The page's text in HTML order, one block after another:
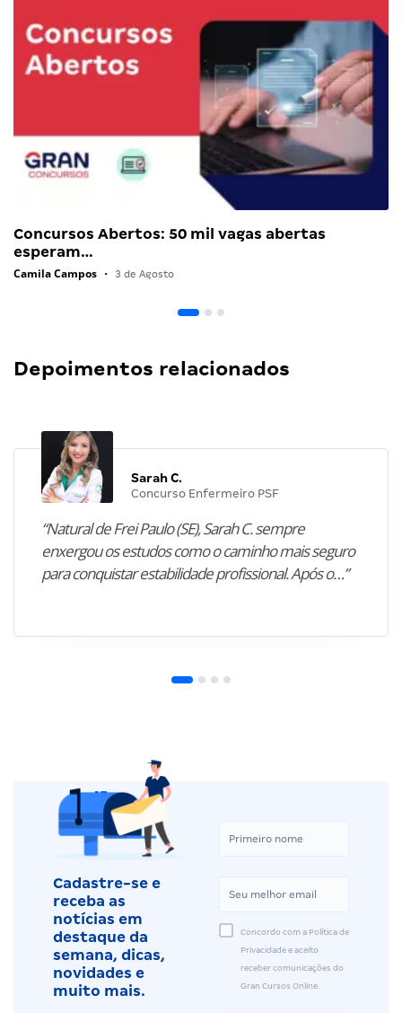
Concursos Abertos: 50 mil vagas abertas
esperam…
Camila Campos • 3 de Agosto
Depoimentos relacionados
Sarah C.
Concurso Enfermeiro PSF
“Natural de Frei Paulo (SE), Sarah C. sempre
enxergou os estudos como o caminho mais seguro
para conquistar estabilidade profissional. Após o…”
Cadastre-se e
receba as
notícias em
destaque da
semana, dicas,
novidades e
muito mais.
Concordo com a Política de
Privacidade e aceito
receber comunicações do
Gran Cursos Online.